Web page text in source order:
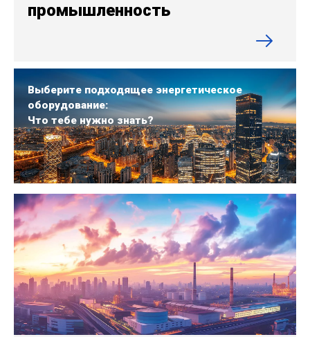
промышленность
Выберите подходящее энергетическое
оборудование:
Что тебе нужно знать?